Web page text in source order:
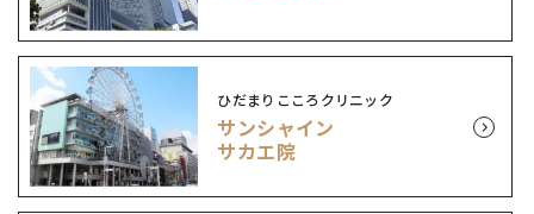
ひだまりこころクリニック
サンシャイン
サカエ院